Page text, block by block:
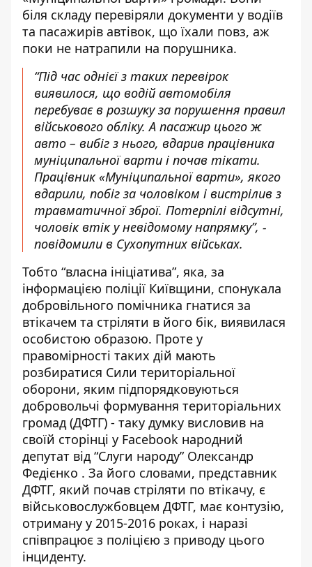
біля складу перевіряли документи у водіїв
та пасажирів автівок, що їхали повз, аж
поки не натрапили на порушника.
“Під час однієї з таких перевірок
виявилося, що водій автомобіля
перебуває в розшуку за порушення правил
військового обліку. А пасажир цього ж
авто – вибіг з нього, вдарив працівника
муніципальної варти і почав тікати.
Працівник «Муніципальної варти», якого
вдарили, побіг за чоловіком і вистрілив з
травматичної зброї. Потерпілі відсутні,
чоловік втік у невідомому напрямку”, -
повідомили в Сухопутних військах.
Тобто “власна ініціатива”, яка, за
інформацією поліції Київщини, спонукала
добровільного помічника гнатися за
втікачем та стріляти в його бік, виявилася
особистою образою. Проте у
правомірності таких дій мають
розбиратися Сили територіальної
оборони, яким підпорядковуються
добровольчі формування територіальних
громад (ДФТГ) - таку думку висловив на
своїй сторінці у Facebook народний
депутат від “Слуги народу” Олександр
Федієнко . За його словами, представник
ДФТГ, який почав стріляти по втікачу, є
військовослужбовцем ДФТГ, має контузію,
отриману у 2015-2016 роках, і наразі
співпрацює з поліцією з приводу цього
інциденту.